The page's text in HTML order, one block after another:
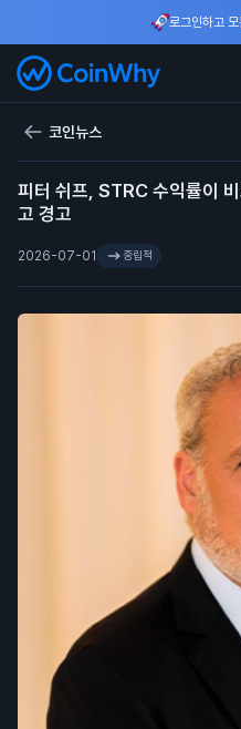
로그인하고
코인뉴스
피터 쉬프, STRC 수익률이
고 경고
2026-07-01 중립적